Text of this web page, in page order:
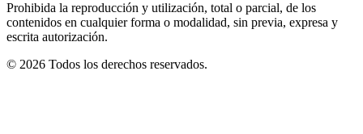
Prohibida la reproducción y utilización, total o parcial, de los
contenidos en cualquier forma o modalidad, sin previa, expresa y
escrita autorización.
© 2026 Todos los derechos reservados.